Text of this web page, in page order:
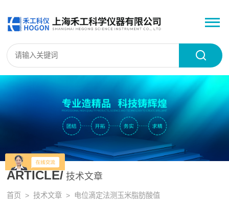
ARTICLE/ 技术文章
首页 >技术文章 > 电位滴定法测玉米脂肪酸值